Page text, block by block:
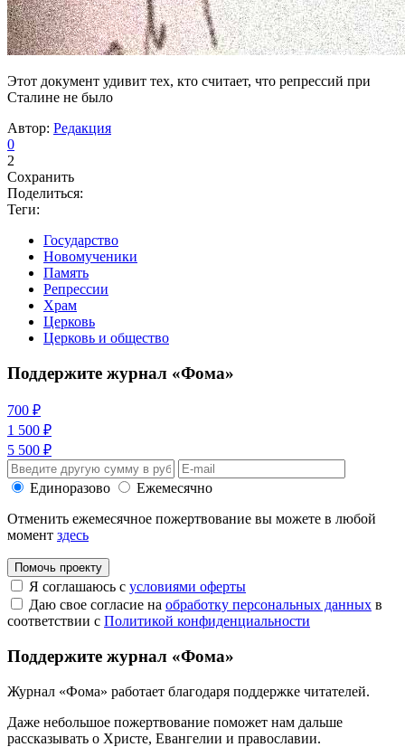
Этот документ удивит тех, кто считает, что репрессий при
Сталине не было
Автор: Редакция
0
2
Сохранить
Поделиться:
Теги:
Государство
Новомученики
Память
Репрессии
Храм
Церковь
Церковь и общество
Поддержите журнал «Фома»
700 ₽
1 500 ₽
5 500 ₽
Единоразово
Ежемесячно
Отменить ежемесячное пожертвование вы можете в любой
момент здесь
Помочь проекту
Я соглашаюсь с условиями оферты
Даю свое согласие на обработку персональных данных в
соответствии с Политикой конфиденциальности
Поддержите журнал «Фома»
Журнал «Фома» работает благодаря поддержке читателей.
Даже небольшое пожертвование поможет нам дальше
рассказывать о Христе, Евангелии и православии.